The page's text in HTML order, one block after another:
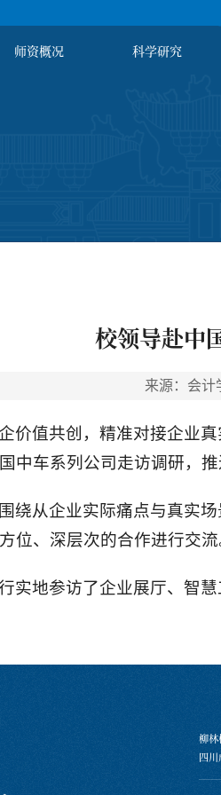
师资概况 科学研究
校领导赴中
来源：会
价值共创，精准对接企业
中车系列公司走访调研，推
绕从企业实际痛点与真实
位、深层次的合作进行交
实地参访了企业展厅、智
柳林
四